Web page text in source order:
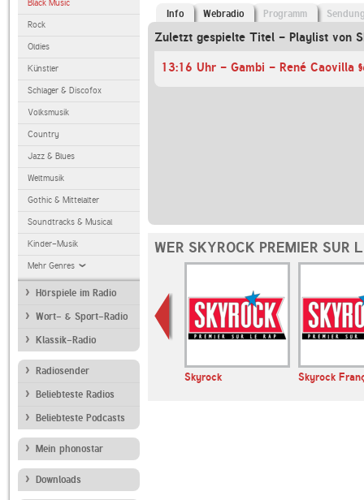
Black Music
Rock
Oldies
Künstler
Schlager & Discofox
Volksmusik
Country
Jazz & Blues
Weltmusik
Gothic & Mittelalter
Soundtracks & Musical
Kinder-Musik
Mehr Genres
Hörspiele im Radio
Wort- & Sport-Radio
Klassik-Radio
Radiosender
Beliebteste Radios
Beliebteste Podcasts
Mein phonostar
Downloads
Info Webradio Programm
Zuletzt gespielte Titel - Playlist von
13:16 Uhr - Gambi - René Caovilla
WER SKYROCK PREMIER SUR
Deutschlandfunk Skyrock Skyrock